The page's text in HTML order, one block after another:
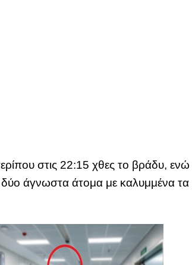
στις 22:15 χθες το βράδυ, ενώ
δύο άγνωστα άτομα με καλυμμένα